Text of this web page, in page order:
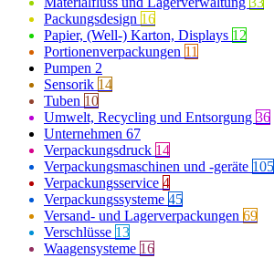
Packungsdesign 16
Papier, (Well-) Karton, Displays 12
Portionenverpackungen 11
Pumpen 2
Sensorik 14
Tuben 10
Umwelt, Recycling und Entsorgung 36
Unternehmen 67
Verpackungsdruck 14
Verpackungsmaschinen und -geräte 105
Verpackungsservice 4
Verpackungssysteme 45
Versand- und Lagerverpackungen 69
Verschlüsse 13
Waagensysteme 16